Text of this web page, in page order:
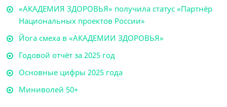
«АКАДЕМИЯ ЗДОРОВЬЯ» получила статус «Партнёр
Национальных проектов России»
Йога смеха в «АКАДЕМИИ ЗДОРОВЬЯ»
Годовой отчёт за 2025 год
Основные цифры 2025 года
Миниволей 50+